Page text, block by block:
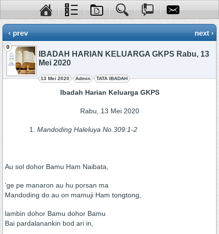
‹ prev next ›
0
IBADAH HARIAN KELUARGA GKPS Rabu, 13
Mei 2020
13 Mei 2020 Admin TATA IBADAH
Ibadah Harian Keluarga GKPS
Rabu, 13 Mei 2020
Mandoding Haleluya No.309:1-2
Au sol dohor Bamu Ham Naibata,
‘ge pe manaron au hu porsan ma
Mandoding do au on mamuji Ham tongtong,
lambin dohor Bamu dohor Bamu
Bai pardalanankin bod ari in,